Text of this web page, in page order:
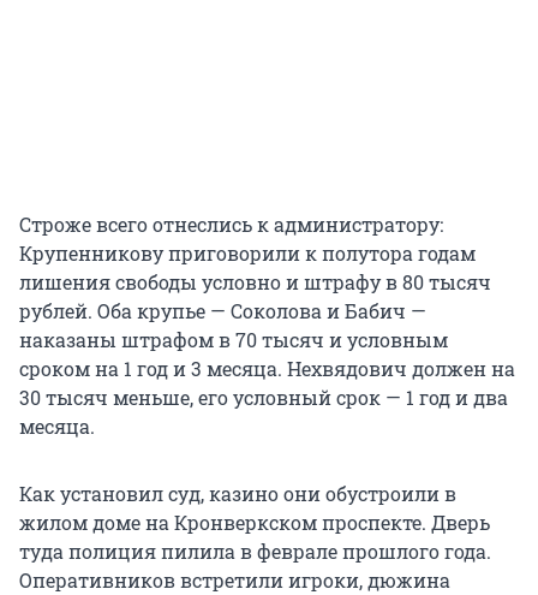
Строже всего отнеслись к администратору:
Крупенникову приговорили к полутора годам
лишения свободы условно и штрафу в 80 тысяч
рублей. Оба крупье — Соколова и Бабич —
наказаны штрафом в 70 тысяч и условным
сроком на 1 год и 3 месяца. Нехвядович должен на
30 тысяч меньше, его условный срок — 1 год и два
месяца.
Как установил суд, казино они обустроили в
жилом доме на Кронверкском проспекте. Дверь
туда полиция пилила в феврале прошлого года.
Оперативников встретили игроки, дюжина